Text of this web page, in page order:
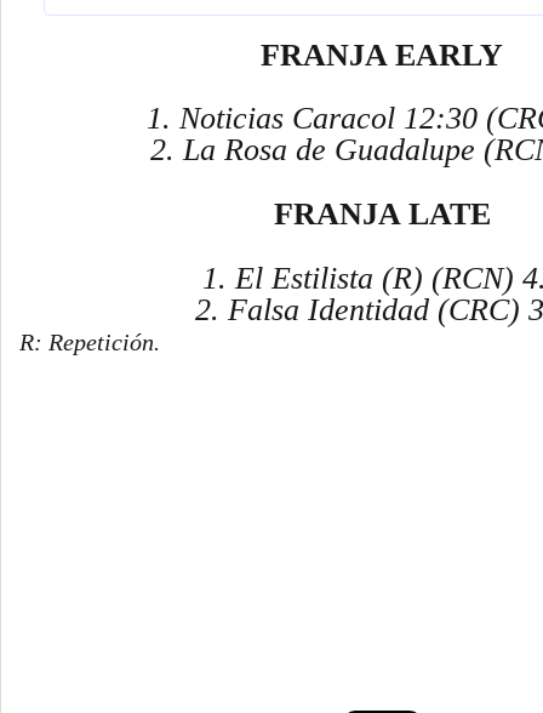
FRANJA EARLY
1. Noticias Caracol 12:30
2. La Rosa de Guadalupe
FRANJA LATE
1. El Estilista (R) (RCN)
2. Falsa Identidad (CRC)
R: Repetición.